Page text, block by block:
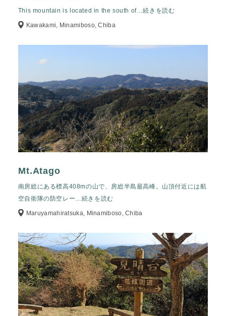
This mountain is located in the south of…続きを読む
Kawakami, Minamiboso, Chiba
Mt.Atago
南房総にある標高408mの山で、房総半島最高峰。山頂付近には航
空自衛隊の防空レー…続きを読む
Maruyamahiratsuka, Minamiboso, Chiba